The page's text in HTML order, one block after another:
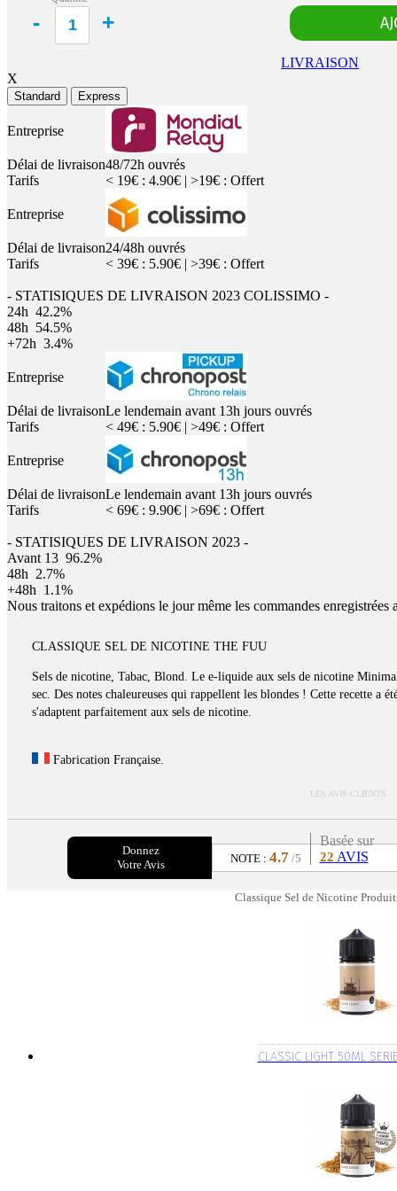
LIVRAISON
X
Standard Express
Entreprise
Délai de livraison48/72h ouvrés
Tarifs
< 19€ : 4.90€ | >19€ : Offert
Entreprise
Délai de livraison24/48h ouvrés
Tarifs
< 39€ : 5.90€ | >39€ : Offert
- STATISIQUES DE LIVRAISON 2023 COLISSIMO -
24h 42.2%
48h 54.5%
+72h 3.4%
Entreprise
Délai de livraisonLe lendemain avant 13h jours ouvrés
Tarifs
< 49€ : 5.90€ | >49€ : Offert
Entreprise
Délai de livraisonLe lendemain avant 13h jours ouvrés
Tarifs
< 69€ : 9.90€ | >69€ : Offert
- STATISIQUES DE LIVRAISON 2023 -
Avant 13 96.2%
48h 2.7%
+48h 1.1%
Nous traitons et expédions le jour même les commandes
CLASSIQUE SEL DE NICOTINE THE FUU
Sels de nicotine, Tabac, Blond. Le e-liquide aux sels de nicotine
sec. Des notes chaleureuses qui rappellent les blondes ! Cette recette a
s'adaptent parfaitement aux sels de nicotine.
Fabrication Française.
LES AVIS CLIENTS
Donnez
Votre Avis
NOTE : 4.7 /5
Basée sur
22 AVIS
Classique Sel de Nicotine
CLASSIC LIGHT 50ML